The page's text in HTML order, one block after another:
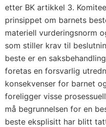
etter BK artikkel 3.
prinsippet om barnets
materiell vurderingsnorm
som stiller krav til
beste er en
foretas en forsvarlig
konsekvenser for barnet
foreligger visse
må begrunnelsen for en
beste eksplisitt har blitt